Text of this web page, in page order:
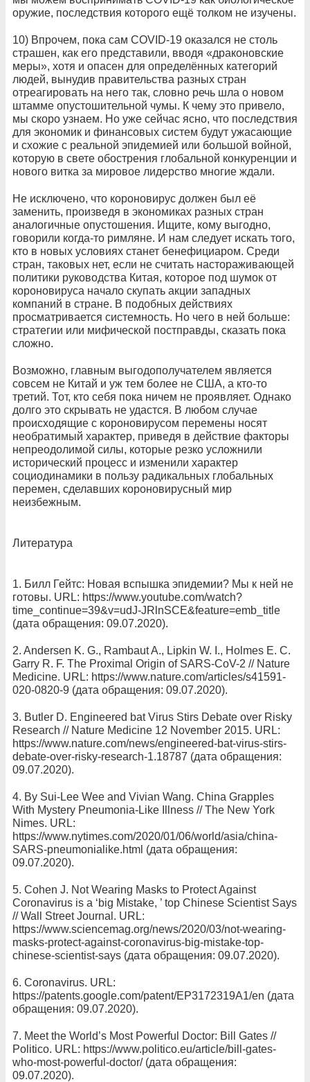
оружие, последствия которого ещё толком не изучены.
10) Впрочем, пока сам COVID-19 оказался не столь
страшен, как его представили, вводя «драконовские
меры», хотя и опасен для определённых категорий
людей, вынудив правительства разных стран
отреагировать на него так, словно речь шла о новом
штамме опустошительной чумы. К чему это привело,
мы скоро узнаем. Но уже сейчас ясно, что последствия
для экономик и финансовых систем будут ужасающие
и схожие с реальной эпидемией или большой войной,
которую в свете обострения глобальной конкуренции и
нового витка за мировое лидерство многие ждали.
Не исключено, что короновирус должен был её
заменить, произведя в экономиках разных стран
аналогичные опустошения. Ищите, кому выгодно,
говорили когда-то римляне. И нам следует искать того,
кто в новых условиях станет бенефициаром. Среди
стран, таковых нет, если не считать настораживающей
политики руководства Китая, которое под шумок от
короновируса начало скупать акции западных
компаний в стране. В подобных действиях
просматривается системность. Но чего в ней больше:
стратегии или мифической постправды, сказать пока
сложно.
Возможно, главным выгодополучателем является
совсем не Китай и уж тем более не США, а кто-то
третий. Тот, кто себя пока ничем не проявляет. Однако
долго это скрывать не удастся. В любом случае
происходящие с короновирусом перемены носят
необратимый характер, приведя в действие факторы
непреодолимой силы, которые резко усложнили
исторический процесс и изменили характер
социодинамики в пользу радикальных глобальных
перемен, сделавших короновирусный мир
неизбежным.
Литература
1. Билл Гейтс: Новая вспышка эпидемии? Мы к ней не
готовы. URL: https://www.youtube.com/watch?
time_continue=39&v=udJ-JRlnSCE&feature=emb_title
(дата обращения: 09.07.2020).
2. Andersen K. G., Rambaut A., Lipkin W. I., Holmes E. C.
Garry R. F. The Proximal Origin of SARS-CoV-2 // Nature
Medicine. URL: https://www.nature.com/articles/s41591-
020-0820-9 (дата обращения: 09.07.2020).
3. Butler D. Engineered bat Virus Stirs Debate over Risky
Research // Nature Medicine 12 November 2015. URL:
https://www.nature.com/news/engineered-bat-virus-stirs-
debate-over-risky-research-1.18787 (дата обращения:
09.07.2020).
4. By Sui-Lee Wee and Vivian Wang. China Grapples
With Mystery Pneumonia-Like Illness // The New York
Nimes. URL:
https://www.nytimes.com/2020/01/06/world/asia/china-
SARS-pneumonialike.html (дата обращения:
09.07.2020).
5. Cohen J. Not Wearing Masks to Protect Against
Coronavirus is a ‘big Mistake, ’ top Chinese Scientist Says
// Wall Street Journal. URL:
https://www.sciencemag.org/news/2020/03/not-wearing-
masks-protect-against-coronavirus-big-mistake-top-
chinese-scientist-says (дата обращения: 09.07.2020).
6. Coronavirus. URL:
https://patents.google.com/patent/EP3172319A1/en (дата
обращения: 09.07.2020).
7. Meet the World’s Most Powerful Doctor: Bill Gates //
Politico. URL: https://www.politico.eu/article/bill-gates-
who-most-powerful-doctor/ (дата обращения:
09.07.2020).